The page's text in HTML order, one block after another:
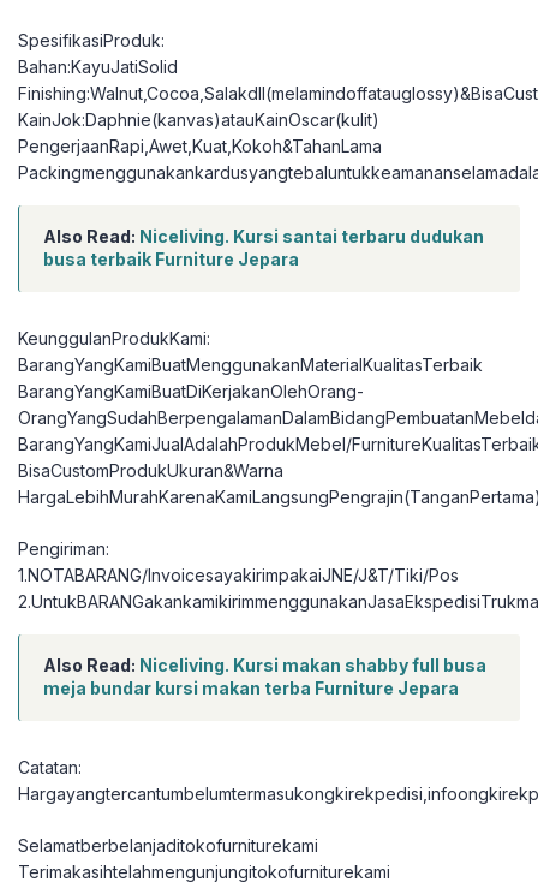
SpesifikasiProduk:
Bahan:KayuJatiSolid
KainJok:Daphnie(kanvas)atauKainOscar(kulit)
PengerjaanRapi,Awet,Kuat,Kokoh&TahanLama
Also Read: Niceliving. Kursi santai terbaru dudukan
busa terbaik Furniture Jepara
KeunggulanProdukKami:
BarangYangKamiBuatMenggunakanMaterialKualitasTerbaik
BarangYangKamiBuatDiKerjakanOlehOrang-
BarangYangKamiJualAdalahProdukMebel/
BisaCustomProdukUkuran&Warna
Pengiriman:
1.NOTABARANG/InvoicesayakirimpakaiJNE/J&T/Tiki/Pos
Also Read: Niceliving. Kursi makan shabby full busa
meja bundar kursi makan terba Furniture Jepara
Catatan:
Selamatberbelanjaditokofurniturekami
Terimakasihtelahmengunjungitokofurniturekami